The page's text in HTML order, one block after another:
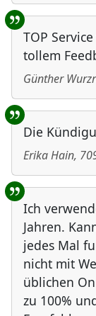
TOP
tollem
Günther
Die
Erika Hain,
Ich
Jahren.
jedes Mal
nicht mit
üblichen
zu 100%